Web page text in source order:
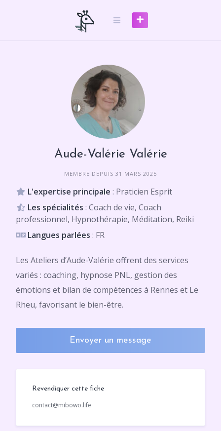
Aude-Valérie Valérie
MEMBRE DEPUIS 31 MARS 2025
L'expertise principale : Praticien Esprit
Les spécialités : Coach de vie, Coach
professionnel, Hypnothérapie, Méditation, Reiki
Langues parlées : FR
Les Ateliers d’Aude-Valérie offrent des services
variés : coaching, hypnose PNL, gestion des
émotions et bilan de compétences à Rennes et Le
Rheu, favorisant le bien-être.
Envoyer un message
Revendiquer cette fiche
contact@mibowo.life